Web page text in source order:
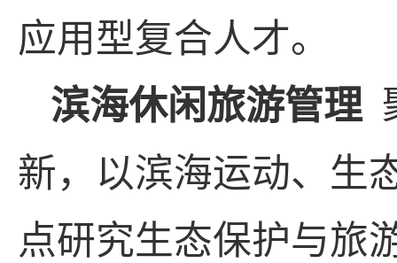
应用型复合人才。
滨海休闲旅游管理
新，以滨海运动、生
点研究生态保护与旅